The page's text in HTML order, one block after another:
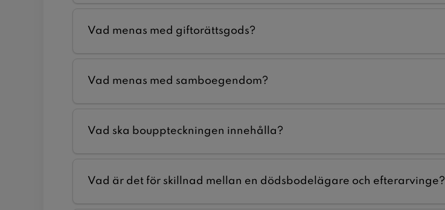
Vad menas med giftorättsgods?
Vad menas med samboegendom?
Vad ska bouppteckningen innehålla?
Vad är det för skillnad mellan en dödsbodelägare och efterarvinge?